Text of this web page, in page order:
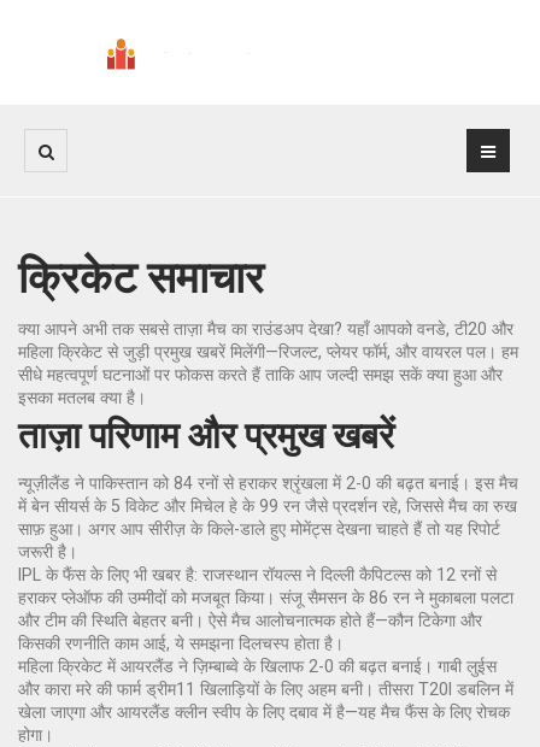
क्रिकेट समाचार
क्या आपने अभी तक सबसे ताज़ा मैच का राउंडअप देखा? यहाँ आपको वनडे, टी20 और
महिला क्रिकेट से जुड़ी प्रमुख खबरें मिलेंगी—रिजल्ट, प्लेयर फॉर्म, और वायरल पल। हम
सीधे महत्वपूर्ण घटनाओं पर फोकस करते हैं ताकि आप जल्दी समझ सकें क्या हुआ और
इसका मतलब क्या है।
ताज़ा परिणाम और प्रमुख खबरें
न्यूज़ीलैंड ने पाकिस्तान को 84 रनों से हराकर श्रृंखला में 2-0 की बढ़त बनाई। इस मैच
में बेन सीयर्स के 5 विकेट और मिचेल हे के 99 रन जैसे प्रदर्शन रहे, जिससे मैच का रुख
साफ़ हुआ। अगर आप सीरीज़ के किले-डाले हुए मोमेंट्स देखना चाहते हैं तो यह रिपोर्ट
जरूरी है।
IPL के फैंस के लिए भी खबर है: राजस्थान रॉयल्स ने दिल्ली कैपिटल्स को 12 रनों से
हराकर प्लेऑफ की उम्मीदों को मजबूत किया। संजू सैमसन के 86 रन ने मुकाबला पलटा
और टीम की स्थिति बेहतर बनी। ऐसे मैच आलोचनात्मक होते हैं—कौन टिकेगा और
किसकी रणनीति काम आई, ये समझना दिलचस्प होता है।
महिला क्रिकेट में आयरलैंड ने ज़िम्बाब्वे के खिलाफ 2-0 की बढ़त बनाई। गाबी लुईस
और कारा मरे की फार्म ड्रीम11 खिलाड़ियों के लिए अहम बनी। तीसरा T20I डबलिन में
खेला जाएगा और आयरलैंड क्लीन स्वीप के लिए दबाव में है—यह मैच फैंस के लिए रोचक
होगा।